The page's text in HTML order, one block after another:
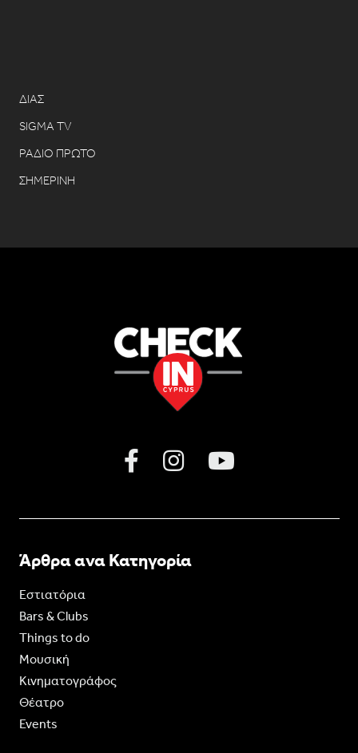
ΔΙΑΣ
SIGMA TV
ΡΑΔΙΟ ΠΡΩΤΟ
ΣΗΜΕΡΙΝΗ
Άρθρα ανα Κατηγορία
Εστιατόρια
Bars & Clubs
Things to do
Moυσική
Κινηματογράφος
Θέατρο
Events